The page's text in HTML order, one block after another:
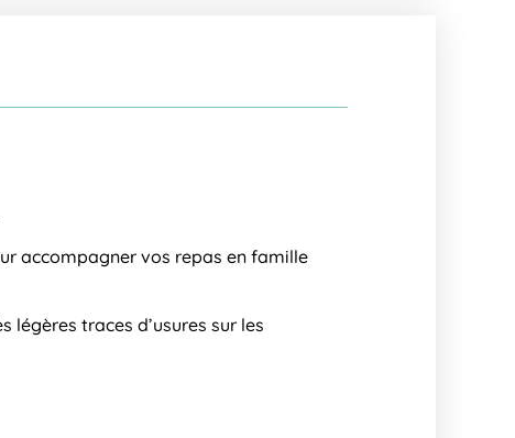
accompagner vos repas en famille
légères traces d’usures sur les